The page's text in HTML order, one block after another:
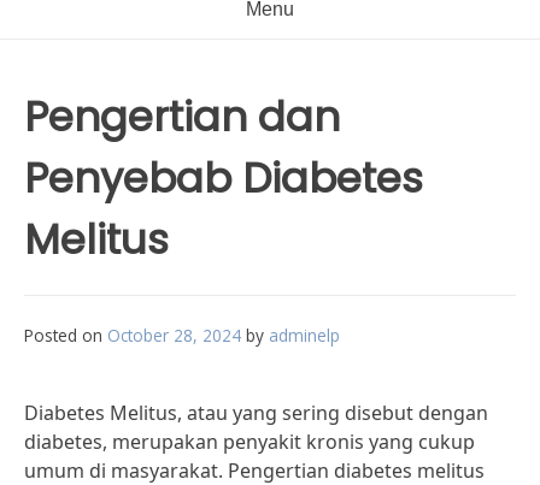
Menu
Pengertian dan
Penyebab Diabetes
Melitus
Posted on October 28, 2024 by adminelp
Diabetes Melitus, atau yang sering disebut dengan
diabetes, merupakan penyakit kronis yang cukup
umum di masyarakat. Pengertian diabetes melitus